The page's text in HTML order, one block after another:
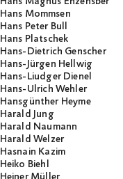
Hans Mommsen
Hans Peter Bull
Hans Platschek
Hans-Dietrich Genscher
Hans-Jürgen Hellwig
Hans-Liudger Dienel
Hans-Ulrich Wehler
Hansgünther Heyme
Harald Jung
Harald Naumann
Harald Welzer
Hasnain Kazim
Heiko Biehl